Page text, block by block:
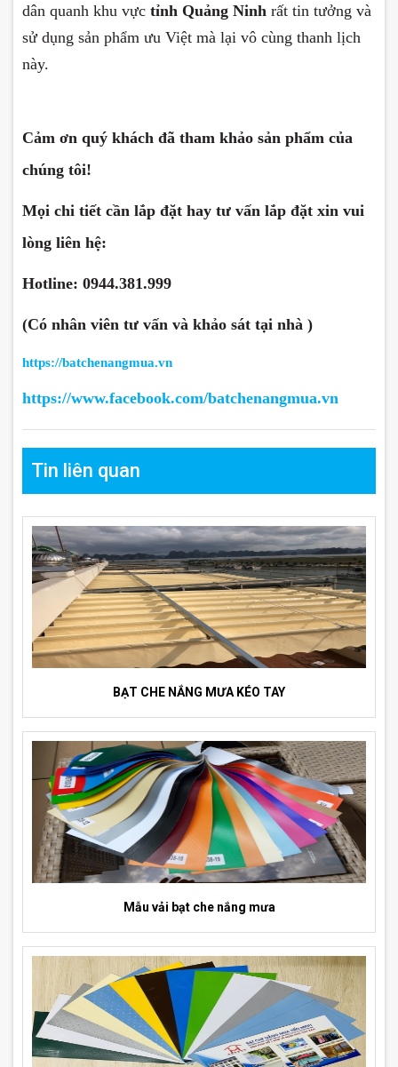
dân quanh khu vực tỉnh Quảng Ninh rất tin tưởng và
sử dụng sản phẩm ưu Việt mà lại vô cùng thanh lịch
này.
Cảm ơn quý khách đã tham khảo sản phẩm của
chúng tôi!
Mọi chi tiết cần lắp đặt hay tư vấn lắp đặt xin vui
lòng liên hệ:
Hotline: 0944.381.999
(Có nhân viên tư vấn và khảo sát tại nhà )
https://batchenangmua.vn
https://www.facebook.com/batchenangmua.vn
Tin liên quan
BẠT CHE NẮNG MƯA KÉO TAY
Mẫu vải bạt che nắng mưa